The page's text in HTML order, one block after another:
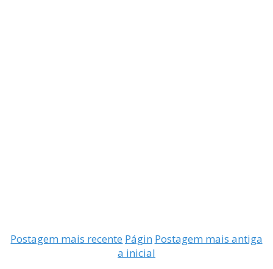
Postagem mais recente Postagem mais antiga
Págin
a inicial